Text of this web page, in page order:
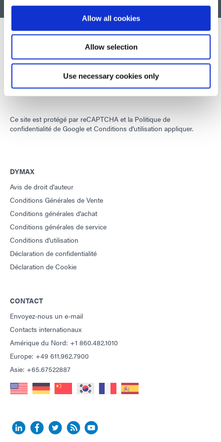
Allow all cookies
Allow selection
Use necessary cookies only
RETOUR EN HAUT
Développer des matériaux innovants à durcissement rapide et à
systèmes de durcissement à la lumière UV/LED pour améliorer
considérablement l'efficacité de la fabrication.
Ce site est protégé par reCAPTCHA et la Politique de
confidentialité de Google etConditions d'utilisation appliquer.
DYMAX
Avis de droit d'auteur
Conditions Générales de Vente
Conditions générales d'achat
Conditions générales de service
Conditions d'utilisation
Déclaration de confidentialité
Déclaration de Cookie
CONTACT
Envoyez-nous un e-mail
Contacts internationaux
Amérique du Nord: +1 860.482.1010
Europe: +49 611.962.7900
Asie: +65.67522887